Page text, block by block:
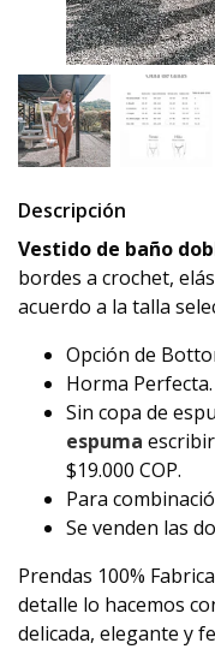
Descripción
Vestido de baño
bordes a crochet,
acuerdo a la talla
Opción de
Horma Perfecta.
Sin copa de
espuma
$19.000 COP.
Para
Se venden las
Prendas 100%
detalle lo hacemos
delicada, elegante y